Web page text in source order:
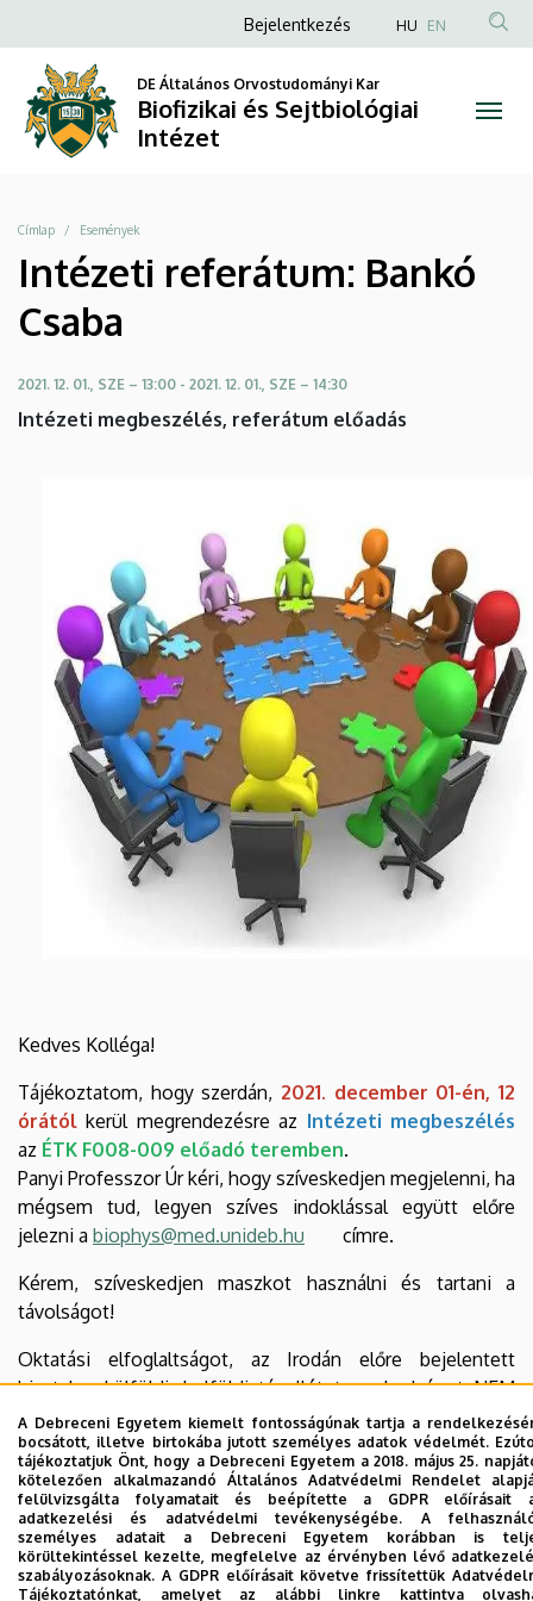
referátum:
Bankó
Csaba
Biofizikai
és
Sejtbiológiai
Intézet
a
tartalomra
Anonim
fiók
menüje
Bejelentkezés HU EN
DE Általános Orvostudományi Kar
Biofizikai és Sejtbiológiai
Intézet
Morzsa
Címlap Események
Intézeti referátum: Bankó
Csaba
2021. 12. 01., SZE – 13:00 - 2021. 12. 01., SZE – 14:30
Intézeti megbeszélés, referátum előadás
Kedves Kolléga!
​​​​​​Tájékoztatom, hogy szerdán, 2021. december 01-én, 12
órától kerül megrendezésre az Intézeti megbeszélés
az ÉTK F008-009 előadó teremben.
Panyi Professzor Úr kéri, hogy szíveskedjen megjelenni, ha
mégsem tud, legyen szíves indoklással együtt előre
jelezni a biophys@med.unideb.hu címre.
Kérem, szíveskedjen maszkot használni és tartani a
távolságot!
Oktatási elfoglaltságot, az Irodán előre bejelentett
hivatalos külföldi, belföldi távollétet, szabadságot NEM
KELL elküldeni!
A referátumotBankó Csabatartja, amelynek címe: "A
diMICAAc, mint egy ígéretes fotodinámiás kismolekula
sejtbiológiai hatásainak vizsgálata humán sejteken" (PhD
védésre felkészülés)
A Debreceni Egyetem kiemelt fontosságúnak tartja a
bocsátott, illetve birtokába jutott személyes adatok védelmét.
tájékoztatjuk Önt, hogy a Debreceni Egyetem a 2018. május 25.
kötelezően alkalmazandó Általános Adatvédelmi Rendelet
felülvizsgálta folyamatait és beépítette a GDPR előírásait
adatkezelési és adatvédelmi tevékenységébe. A
személyes adatait a Debreceni Egyetem korábban is
körültekintéssel kezelte, megfelelve az érvényben lévő
szabályozásoknak. A GDPR előírásait követve frissítettük
Tájékoztatónkat, amelyet az alábbi linkre kattintva